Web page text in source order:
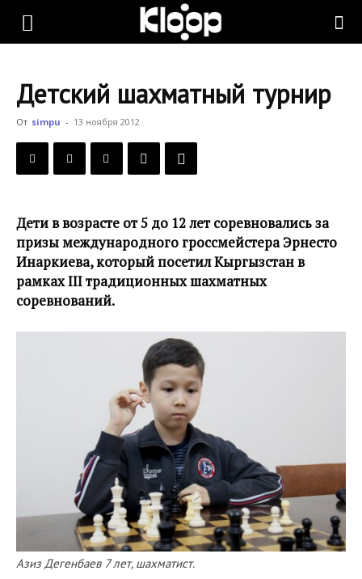
KLOOP.KG
Новости
Кыргызстана
Детский шахматный турнир
От simpu - 13 ноября 2012
Дети в возрасте от 5 до 12 лет соревновались за
призы международного гроссмейстера Эрнесто
Инаркиева, который посетил Кыргызстан в
рамках III традиционных шахматных
соревнований.
Азиз Дегенбаев 7 лет, шахматист.